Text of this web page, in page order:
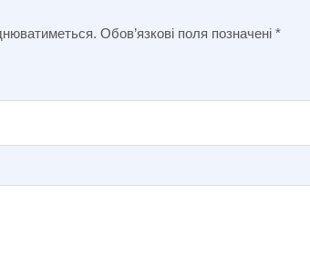
Обов’язкові поля позначені *